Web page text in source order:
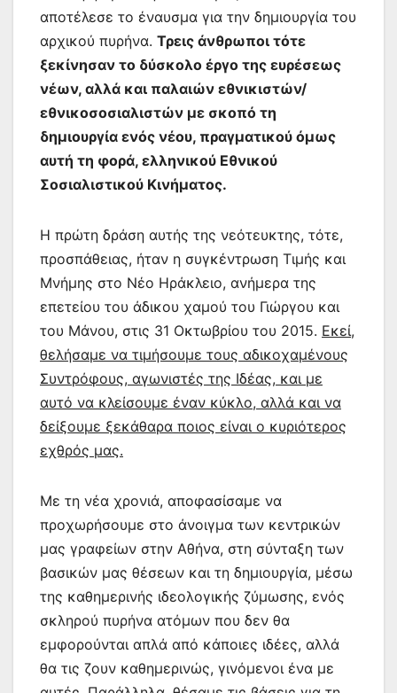
αποτέλεσε το έναυσμα για την δημιουργία του
αρχικού πυρήνα. Τρεις άνθρωποι τότε
ξεκίνησαν το δύσκολο έργο της ευρέσεως
νέων, αλλά και παλαιών εθνικιστών/
εθνικοσοσιαλιστών με σκοπό τη
δημιουργία ενός νέου, πραγματικού όμως
αυτή τη φορά, ελληνικού Εθνικού
Σοσιαλιστικού Κινήματος.
Η πρώτη δράση αυτής της νεότευκτης, τότε,
προσπάθειας, ήταν η συγκέντρωση Τιμής και
Μνήμης στο Νέο Ηράκλειο, ανήμερα της
επετείου του άδικου χαμού του Γιώργου και
του Μάνου, στις 31 Οκτωβρίου του 2015. Εκεί,
θελήσαμε να τιμήσουμε τους αδικοχαμένους
Συντρόφους, αγωνιστές της Ιδέας, και με
αυτό να κλείσουμε έναν κύκλο, αλλά και να
δείξουμε ξεκάθαρα ποιος είναι ο κυριότερος
εχθρός μας.
Με τη νέα χρονιά, αποφασίσαμε να
προχωρήσουμε στο άνοιγμα των κεντρικών
μας γραφείων στην Αθήνα, στη σύνταξη των
βασικών μας θέσεων και τη δημιουργία, μέσω
της καθημερινής ιδεολογικής ζύμωσης, ενός
σκληρού πυρήνα ατόμων που δεν θα
εμφορούνται απλά από κάποιες ιδέες, αλλά
θα τις ζουν καθημερινώς, γινόμενοι ένα με